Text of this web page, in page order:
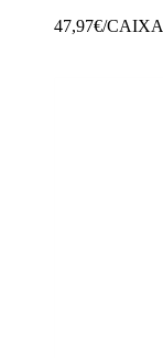
47,97€/CAIXA